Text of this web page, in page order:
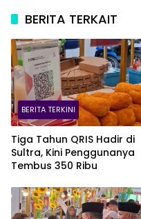
BERITA TERKAIT
BERITA TERKINI
Tiga Tahun QRIS Hadir di
Sultra, Kini Penggunanya
Tembus 350 Ribu